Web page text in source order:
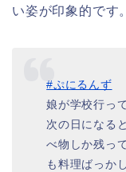
い姿が印象的です。
#ぷにるんず
娘が学校行っ
次の日になる
べ物しか残っ
も料理ばっか